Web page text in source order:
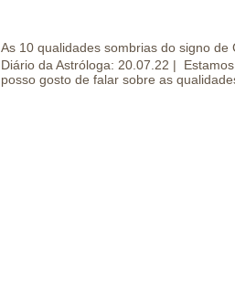
As 10 qualidades sombrias do signo de
Diário da Astróloga: 20.07.22 |
posso gosto de falar sobre as